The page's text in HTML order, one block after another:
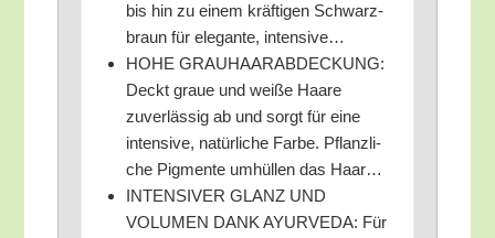
bis hin zu einem kräf­ti­gen Schwarz­
braun für ele­gan­te, intensive…
HOHE GRAUHAARABDECKUNG:
Deckt graue und wei­ße Haa­re
zuver­läs­sig ab und sorgt für eine
inten­si­ve, natür­li­che Far­be. Pflanz­li­
che Pig­men­te umhül­len das Haar…
INTENSIVER GLANZ UND
VOLUMEN DANK AYURVEDA: Für